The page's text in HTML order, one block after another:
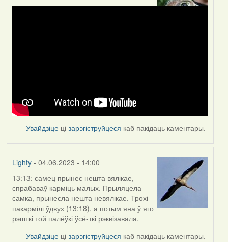
Увайдзіце цізарэгіструйцеся каб пакідаць каментары.
Lighty- 04.06.2023 - 14:00
13:13: самец прынес нешта вялікае,
спрабаваў карміць малых. Прыляцела
самка, прынесла нешта невялікае. Трохі
пакармілі ўдвух (13:18), а потым яна ў яго
рэшткі той палёўкі ўсё-ткі рэквізавала.
Увайдзіце цізарэгіструйцеся каб пакідаць каментары.